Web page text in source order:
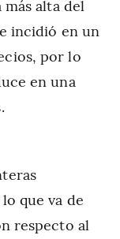
alta del
incidió en un
por lo
en una
que va de
respecto al